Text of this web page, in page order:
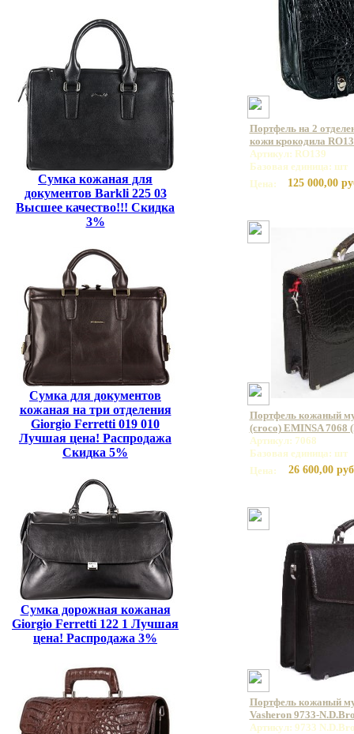
Сумка кожаная для
документов Barkli 225 03
Высшее качество!!! Скидка
3%
Сумка для документов
кожаная на три отделения
Giorgio Ferretti 019 010
Лучшая цена! Распродажа
Скидка 5%
Сумка дорожная кожаная
Giorgio Ferretti 122 1 Лучшая
цена! Распродажа 3%
Портфель на 2
кожи крокодила
Артикул: RO139
Базовая единица: шт
Цена:
125 000,00
Портфель кожаный
(croco) EMINSA 7068
Артикул: 7068
Базовая единица: шт
Цена:
26 600,00
Портфель кожаный
Vasheron 9733-
Артикул: 9733